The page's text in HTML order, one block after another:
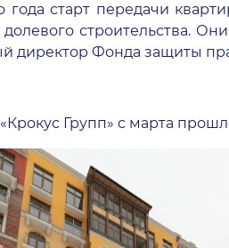
года старт передачи
долевого строительства.
директор Фонда защиты
Групп» с марта